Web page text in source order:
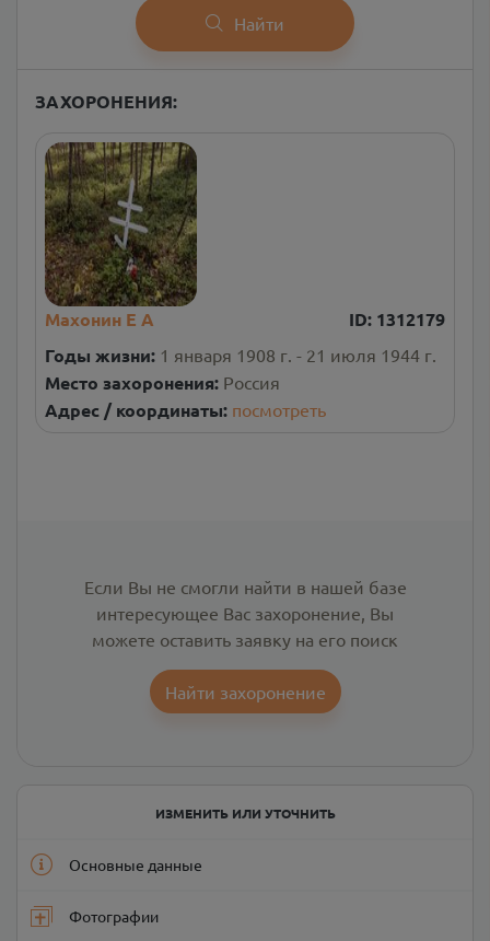
Найти
ЗАХОРОНЕНИЯ:
Махонин Е А ID: 1312179
Годы жизни: 1 января 1908 г. - 21 июля 1944 г.
Место захоронения: Россия
Адрес / координаты: посмотреть
Если Вы не смогли найти в нашей базе
интересующее Вас захоронение, Вы
можете оставить заявку на его поиск
Найти захоронение
ИЗМЕНИТЬ ИЛИ УТОЧНИТЬ
Основные данные
Фотографии